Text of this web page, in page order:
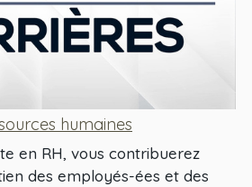
humaines
en RH, vous contribuerez
des employés-ées et des